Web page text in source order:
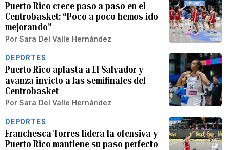
Puerto Rico crece paso a paso en el
Centrobasket: “Poco a poco hemos ido
mejorando”
Por Sara Del Valle Hernández
DEPORTES
Puerto Rico aplasta a El Salvador y
avanza invicto a las semifinales del
Centrobasket
Por Sara Del Valle Hernández
DEPORTES
Franchesca Torres lidera la ofensiva y
Puerto Rico mantiene su paso perfecto